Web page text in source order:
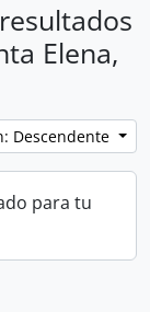
Elena,
Descendente
para tu